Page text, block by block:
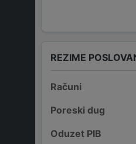
REZIME
Računi
Poreski dug
Oduzet PIB